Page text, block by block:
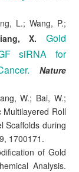
L.; Wang, P.;
X. Gold
siRNA for
Nature
W.; Bai, W.;
Multilayered Roll
Scaffolds during
1700171.
of Gold
Analysis.